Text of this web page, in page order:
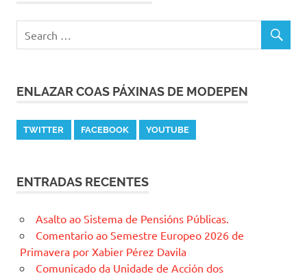
ENLAZAR COAS PÁXINAS DE MODEPEN
TWITTER FACEBOOK YOUTUBE
ENTRADAS RECENTES
Asalto ao Sistema de Pensións Públicas.
Comentario ao Semestre Europeo 2026 de
Primavera por Xabier Pérez Davila
Comunicado da Unidade de Acción dos